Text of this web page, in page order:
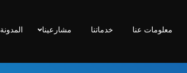
معلومات عنا خدماتنا مشارعينا المدونة